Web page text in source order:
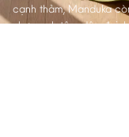
cạnh thảm, Manduka
như gạch tập, dây đai,